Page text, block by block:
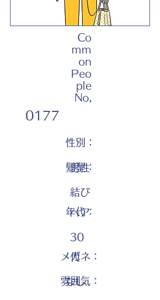
Co
mm
on
Peo
ple
No,
0177
性別：
男性
髪型：
結び
ヘア
年代：
30
代
メガネ：
なし
雰囲気：